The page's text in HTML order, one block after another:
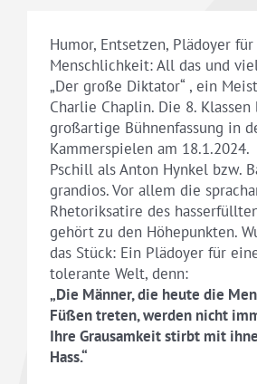
Humor, Entsetzen, Plädoyer für
Menschlichkeit: All das und
„Der große Diktator“ , ein
Charlie Chaplin. Die 8.
großartige Bühnenfassung in
Kammerspielen am
Pschill als Anton Hynkel bzw.
grandios. Vor allem die
Rhetoriksatire des
gehört zu den Höhepunkten.
das Stück: Ein Plädoyer für
tolerante Welt, denn:
„Die Männer, die heute die
Füßen treten, werden nicht
Ihre Grausamkeit stirbt mit
Hass.“